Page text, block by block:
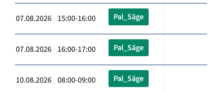
07.08.2026 15:00-16:00 Pal_Säge
07.08.2026 16:00-17:00 Pal_Säge
10.08.2026 08:00-09:00 Pal_Säge